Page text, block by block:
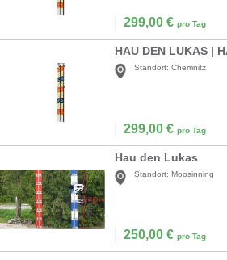
299,00 € pro Tag
Standort: Chemnitz
299,00 € pro Tag
Hau den Lukas
Standort: Moosinning
250,00 € pro Tag